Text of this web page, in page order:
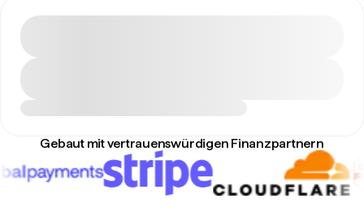
Gebaut mit vertrauenswürdigen Finanzpartnern